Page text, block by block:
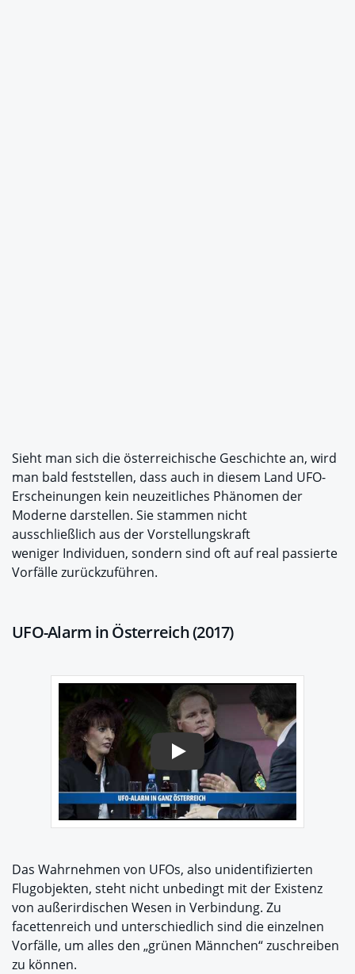
Sieht man sich die österreichische Geschichte an, wird
man bald feststellen, dass auch in diesem Land UFO-
Erscheinungen kein neuzeitliches Phänomen der
Moderne darstellen. Sie stammen nicht
ausschließlich aus der Vorstellungskraft
weniger Individuen, sondern sind oft auf real passierte
Vorfälle zurückzuführen.
UFO-Alarm in Österreich (2017)
Play
Das Wahrnehmen von UFOs, also unidentifizierten
Flugobjekten, steht nicht unbedingt mit der Existenz
von außerirdischen Wesen in Verbindung. Zu
facettenreich und unterschiedlich sind die einzelnen
Vorfälle, um alles den „grünen Männchen“ zuschreiben
zu können.